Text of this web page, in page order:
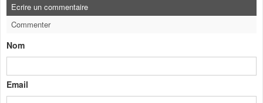
Ecrire un commentaire
Commenter
Nom
Email